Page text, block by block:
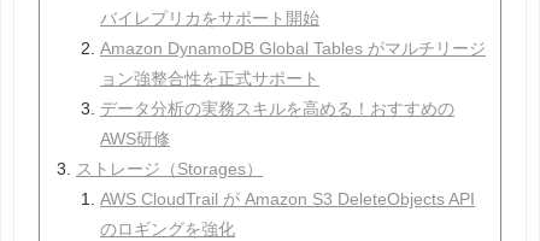
バイレプリカをサポート開始
Amazon DynamoDB Global Tables がマルチリージ
ョン強整合性を正式サポート
データ分析の実務スキルを高める！おすすめの
AWS研修
ストレージ（Storages）
AWS CloudTrail が Amazon S3 DeleteObjects API
のロギングを強化